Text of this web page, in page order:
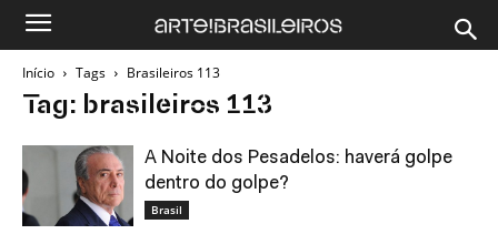
Início Tags Brasileiros 113
Tag: brasileiros 113
A Noite dos Pesadelos: haverá golpe
dentro do golpe?
Brasil